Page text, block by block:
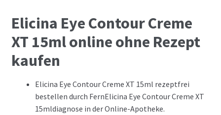
Elicina Eye Contour Creme
XT 15ml online ohne Rezept
kaufen
Elicina Eye Contour Creme XT 15ml rezeptfrei
bestellen durch FernElicina Eye Contour Creme XT
15mldiagnose in der Online-Apotheke.